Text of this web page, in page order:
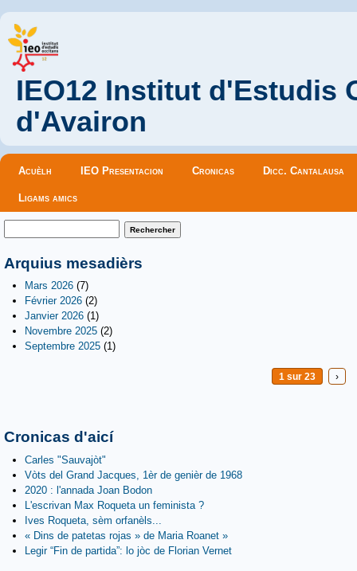
IEO12 Institut d'Estudis
d'Avairon
Menu principal
Acuèlh IEO Presentacion Cronicas Dicc. Cantalausa
Ligams amics
Formulaire de recherche
Arquius mesadièrs
Mars 2026 (7)
Février 2026 (2)
Janvier 2026 (1)
Novembre 2025 (2)
Septembre 2025 (1)
1 sur 23 ›
Cronicas d'aicí
Carles "Sauvajòt"
Vòts del Grand Jacques, 1èr de genièr de 1968
2020 : l'annada Joan Bodon
L'escrivan Max Roqueta un feminista ?
Ives Roqueta, sèm orfanèls...
« Dins de patetas rojas » de Maria Roanet »
Legir “Fin de partida”: lo jòc de Florian Vernet